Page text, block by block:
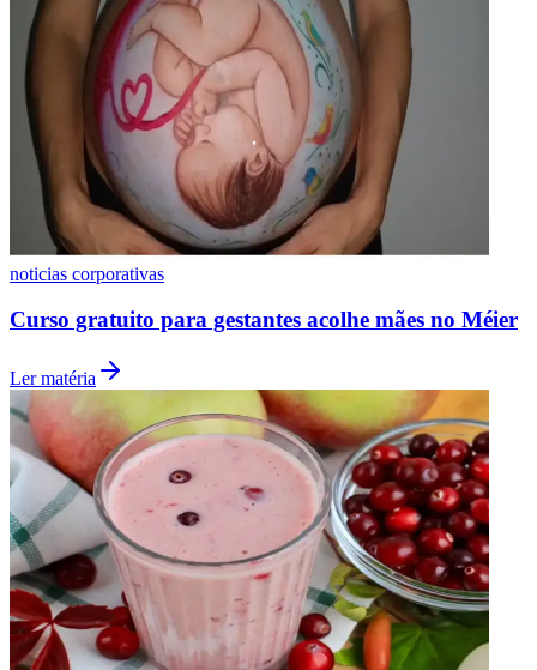
Vasco
noticias corporativas
Curso gratuito para gestantes acolhe mães no Méier
Ler matéria